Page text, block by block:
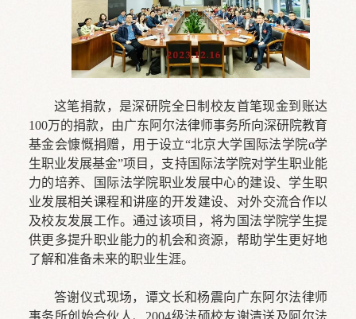
这笔捐款，是深研院全日制校友首笔现金到账达
100万的捐款，由广东阿尔法律师事务所向深研院教育
基金会慷慨捐赠，用于设立“北京大学国际法学院α学
生职业发展基金”项目，支持国际法学院对学生职业能
力的培养、国际法学院职业发展中心的建设、学生职
业发展相关课程和讲座的开发建设、对外交流合作以
及校友发展工作。通过该项目，将为国法学院学生提
供更多提升职业能力的机会和资源，帮助学生更好地
了解和准备未来的职业生涯。
答谢仪式现场，谭文长和杨震向广东阿尔法律师
事务所创始合伙人、2004级法硕校友谢清送及阿尔法